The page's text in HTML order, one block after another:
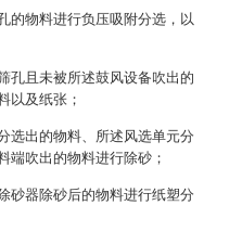
的物料进行负压吸附分选，以
孔且未被所述鼓风设备吹出的
以及纸张；
选出的物料、所述风选单元分
端吹出的物料进行除砂；
砂器除砂后的物料进行纸塑分